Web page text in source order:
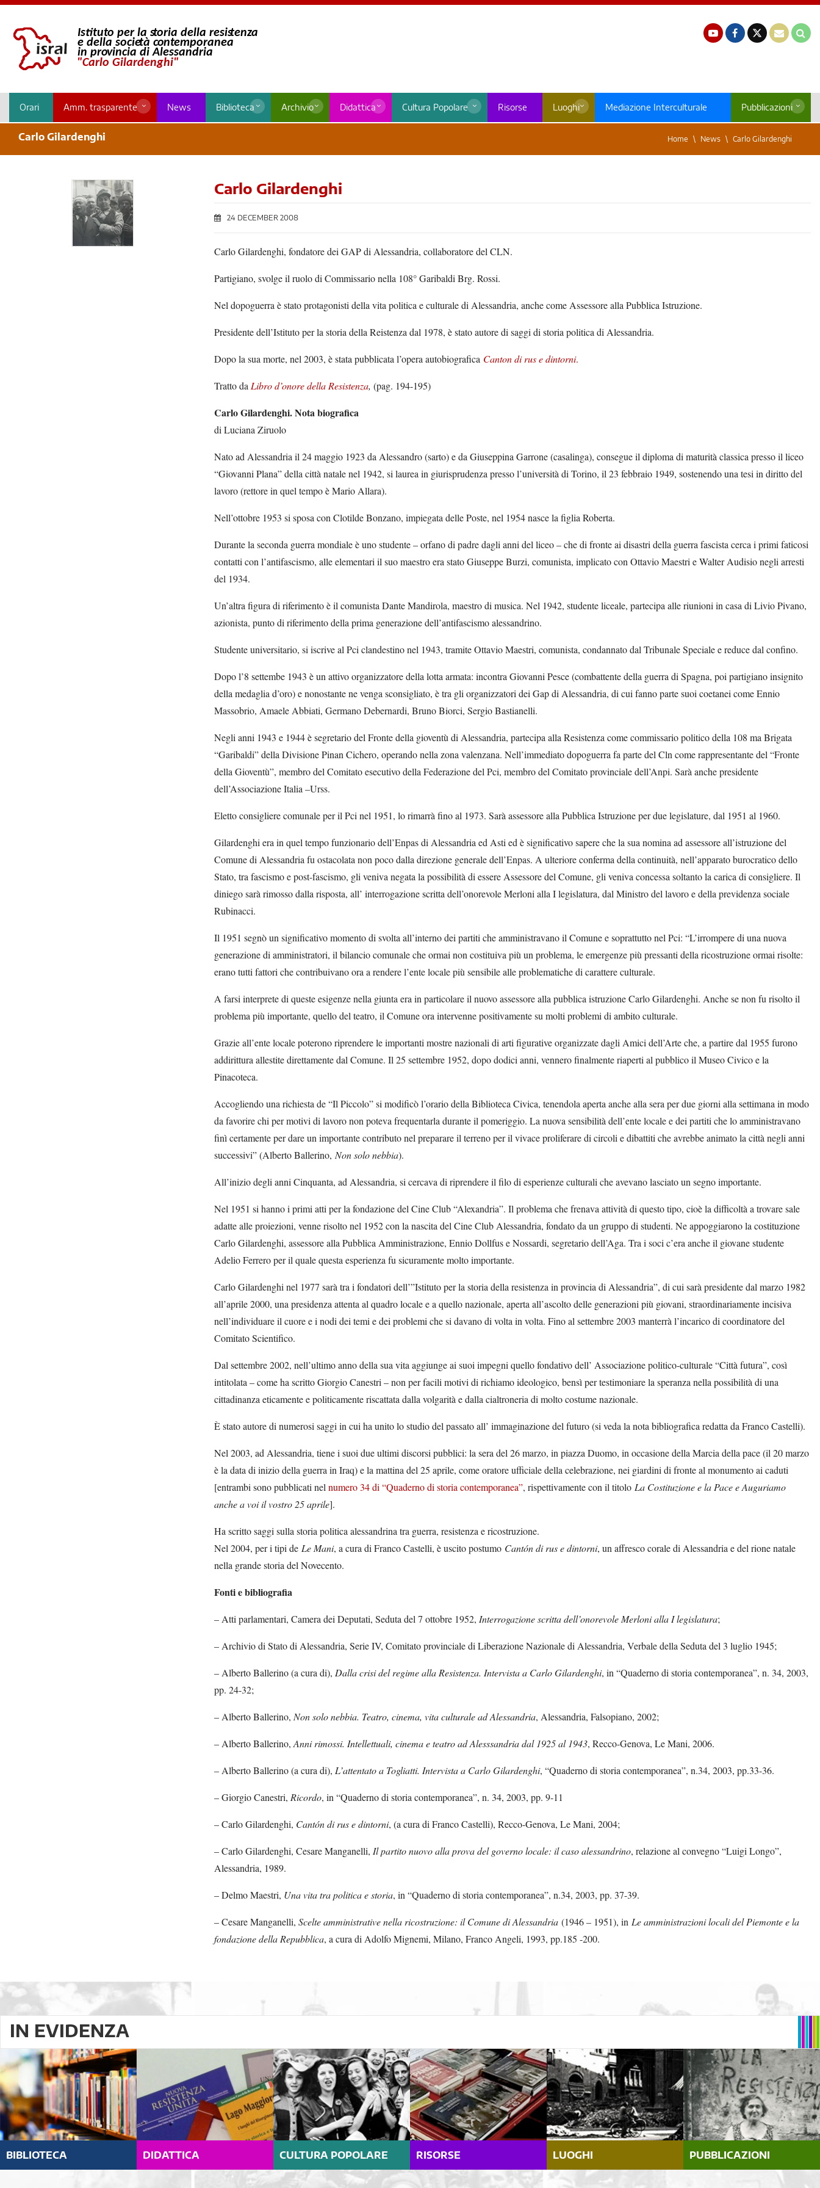
Orari Amm. trasparente News Biblioteca Archivio Didattica Cultura Popolare Risorse Luoghi Mediazione Interculturale Pubblicazioni
Carlo Gilardenghi Home News Carlo Gilardenghi
Carlo Gilardenghi
24 DECEMBER 2008
Carlo Gilardenghi, fondatore dei GAP di Alessandria, collaboratore del CLN.
Partigiano, svolge il ruolo di Commissario nella 108° Garibaldi Brg. Rossi.
Nel dopoguerra è stato protagonisti della vita politica e culturale di Alessandria, anche come Assessore alla Pubblica Istruzione.
Presidente dell’Istituto per la storia della Reistenza dal 1978, è stato autore di saggi di storia politica di Alessandria.
Dopo la sua morte, nel 2003, è stata pubblicata l’opera autobiografica Canton di rus e dintorni.
Tratto daLibro d’onore della Resistenza, (pag. 194-195)
Carlo Gilardenghi. Nota biografica
di Luciana Ziruolo
Nato ad Alessandria il 24 maggio 1923 da Alessandro (sarto) e da Giuseppina Garrone (casalinga), consegue il diploma di maturità classica presso il liceo
“Giovanni Plana” della città natale nel 1942, si laurea in giurisprudenza presso l’università di Torino, il 23 febbraio 1949, sostenendo una tesi in diritto del
lavoro (rettore in quel tempo è Mario Allara).
Nell’ottobre 1953 si sposa con Clotilde Bonzano, impiegata delle Poste, nel 1954 nasce la figlia Roberta.
Durante la seconda guerra mondiale è uno studente – orfano di padre dagli anni del liceo – che di fronte ai disastri della guerra fascista cerca i primi faticosi
contatti con l’antifascismo, alle elementari il suo maestro era stato Giuseppe Burzi, comunista, implicato con Ottavio Maestri e Walter Audisio negli arresti
del 1934.
Un’altra figura di riferimento è il comunista Dante Mandirola, maestro di musica. Nel 1942, studente liceale, partecipa alle riunioni in casa di Livio Pivano,
azionista, punto di riferimento della prima generazione dell’antifascismo alessandrino.
Studente universitario, si iscrive al Pci clandestino nel 1943, tramite Ottavio Maestri, comunista, condannato dal Tribunale Speciale e reduce dal confino.
Dopo l’8 settembe 1943 è un attivo organizzatore della lotta armata: incontra Giovanni Pesce (combattente della guerra di Spagna, poi partigiano insignito
della medaglia d’oro) e nonostante ne venga sconsigliato, è tra gli organizzatori dei Gap di Alessandria, di cui fanno parte suoi coetanei come Ennio
Massobrio, Amaele Abbiati, Germano Debernardi, Bruno Biorci, Sergio Bastianelli.
Negli anni 1943 e 1944 è segretario del Fronte della gioventù di Alessandria, partecipa alla Resistenza come commissario politico della 108 ma Brigata
“Garibaldi” della Divisione Pinan Cichero, operando nella zona valenzana. Nell’immediato dopoguerra fa parte del Cln come rappresentante del “Fronte
della Gioventù”, membro del Comitato esecutivo della Federazione del Pci, membro del Comitato provinciale dell’Anpi. Sarà anche presidente
dell’Associazione Italia –Urss.
Eletto consigliere comunale per il Pci nel 1951, lo rimarrà fino al 1973. Sarà assessore alla Pubblica Istruzione per due legislature, dal 1951 al 1960.
Gilardenghi era in quel tempo funzionario dell’Enpas di Alessandria ed Asti ed è significativo sapere che la sua nomina ad assessore all’istruzione del
Comune di Alessandria fu ostacolata non poco dalla direzione generale dell’Enpas. A ulteriore conferma della continuità, nell’apparato burocratico dello
Stato, tra fascismo e post-fascismo, gli veniva negata la possibilità di essere Assessore del Comune, gli veniva concessa soltanto la carica di consigliere. Il
diniego sarà rimosso dalla risposta, all’ interrogazione scritta dell’onorevole Merloni alla I legislatura, dal Ministro del lavoro e della previdenza sociale
Rubinacci.
Il 1951 segnò un significativo momento di svolta all’interno dei partiti che amministravano il Comune e soprattutto nel Pci: “L’irrompere di una nuova
generazione di amministratori, il bilancio comunale che ormai non costituiva più un problema, le emergenze più pressanti della ricostruzione ormai risolte:
erano tutti fattori che contribuivano ora a rendere l’ente locale più sensibile alle problematiche di carattere culturale.
A farsi interprete di queste esigenze nella giunta era in particolare il nuovo assessore alla pubblica istruzione Carlo Gilardenghi. Anche se non fu risolto il
problema più importante, quello del teatro, il Comune ora intervenne positivamente su molti problemi di ambito culturale.
Grazie all’ente locale poterono riprendere le importanti mostre nazionali di arti figurative organizzate dagli Amici dell’Arte che, a partire dal 1955 furono
addirittura allestite direttamente dal Comune. Il 25 settembre 1952, dopo dodici anni, vennero finalmente riaperti al pubblico il Museo Civico e la
Pinacoteca.
Accogliendo una richiesta de “Il Piccolo” si modificò l’orario della Biblioteca Civica, tenendola aperta anche alla sera per due giorni alla settimana in modo
da favorire chi per motivi di lavoro non poteva frequentarla durante il pomeriggio. La nuova sensibilità dell’ente locale e dei partiti che lo amministravano
finì certamente per dare un importante contributo nel preparare il terreno per il vivace proliferare di circoli e dibattiti che avrebbe animato la città negli anni
successivi” (Alberto Ballerino, Non solo nebbia).
All’inizio degli anni Cinquanta, ad Alessandria, si cercava di riprendere il filo di esperienze culturali che avevano lasciato un segno importante.
Nel 1951 si hanno i primi atti per la fondazione del Cine Club “Alexandria”. Il problema che frenava attività di questo tipo, cioè la difficoltà a trovare sale
adatte alle proiezioni, venne risolto nel 1952 con la nascita del Cine Club Alessandria, fondato da un gruppo di studenti. Ne appoggiarono la costituzione
Carlo Gilardenghi, assessore alla Pubblica Amministrazione, Ennio Dollfus e Nossardi, segretario dell’Aga. Tra i soci c’era anche il giovane studente
Adelio Ferrero per il quale questa esperienza fu sicuramente molto importante.
Carlo Gilardenghi nel 1977 sarà tra i fondatori dell’”Istituto per la storia della resistenza in provincia di Alessandria”, di cui sarà presidente dal marzo 1982
all’aprile 2000, una presidenza attenta al quadro locale e a quello nazionale, aperta all’ascolto delle generazioni più giovani, straordinariamente incisiva
nell’individuare il cuore e i nodi dei temi e dei problemi che si davano di volta in volta. Fino al settembre 2003 manterrà l’incarico di coordinatore del
Comitato Scientifico.
Dal settembre 2002, nell’ultimo anno della sua vita aggiunge ai suoi impegni quello fondativo dell’ Associazione politico-culturale “Città futura”, così
intitolata – come ha scritto Giorgio Canestri – non per facili motivi di richiamo ideologico, bensì per testimoniare la speranza nella possibilità di una
cittadinanza eticamente e politicamente riscattata dalla volgarità e dalla cialtroneria di molto costume nazionale.
È stato autore di numerosi saggi in cui ha unito lo studio del passato all’ immaginazione del futuro (si veda la nota bibliografica redatta da Franco Castelli).
Nel 2003, ad Alessandria, tiene i suoi due ultimi discorsi pubblici: la sera del 26 marzo, in piazza Duomo, in occasione della Marcia della pace (il 20 marzo
è la data di inizio della guerra in Iraq) e la mattina del 25 aprile, come oratore ufficiale della celebrazione, nei giardini di fronte al monumento ai caduti
[entrambi sono pubblicati nelnumero 34 di “Quaderno di storia contemporanea”, rispettivamente con il titolo La Costituzione e la Pace e Auguriamo
anche a voi il vostro 25 aprile].
Ha scritto saggi sulla storia politica alessandrina tra guerra, resistenza e ricostruzione.
Nel 2004, per i tipi de Le Mani, a cura di Franco Castelli, è uscito postumo Cantón di rus e dintorni, un affresco corale di Alessandria e del rione natale
nella grande storia del Novecento.
Fonti e bibliografia
– Atti parlamentari, Camera dei Deputati, Seduta del 7 ottobre 1952, Interrogazione scritta dell’onorevole Merloni alla I legislatura;
– Archivio di Stato di Alessandria, Serie IV, Comitato provinciale di Liberazione Nazionale di Alessandria, Verbale della Seduta del 3 luglio 1945;
– Alberto Ballerino (a cura di), Dalla crisi del regime alla Resistenza. Intervista a Carlo Gilardenghi, in “Quaderno di storia contemporanea”, n. 34, 2003,
pp. 24-32;
– Alberto Ballerino, Non solo nebbia. Teatro, cinema, vita culturale ad Alessandria, Alessandria, Falsopiano, 2002;
– Alberto Ballerino,Anni rimossi. Intellettuali, cinema e teatro ad Alesssandria dal 1925 al 1943, Recco-Genova, Le Mani, 2006.
– Alberto Ballerino (a cura di), L’attentato a Togliatti. Intervista a Carlo Gilardenghi, “Quaderno di storia contemporanea”, n.34, 2003, pp.33-36.
– Giorgio Canestri, Ricordo, in “Quaderno di storia contemporanea”, n. 34, 2003, pp. 9-11
– Carlo Gilardenghi, Cantón di rus e dintorni, (a cura di Franco Castelli), Recco-Genova, Le Mani, 2004;
– Carlo Gilardenghi, Cesare Manganelli, Il partito nuovo alla prova del governo locale: il caso alessandrino, relazione al convegno “Luigi Longo”,
Alessandria, 1989.
– Delmo Maestri, Una vita tra politica e storia, in “Quaderno di storia contemporanea”, n.34, 2003, pp. 37-39.
– Cesare Manganelli, Scelte amministrative nella ricostruzione: il Comune di Alessandria (1946 – 1951), in Le amministrazioni locali del Piemonte e la
fondazione della Repubblica, a cura di Adolfo Mignemi, Milano, Franco Angeli, 1993, pp.185 -200.
IN EVIDENZA
BIBLIOTECA DIDATTICA CULTURA POPOLARE RISORSE LUOGHI PUBBLICAZIONI